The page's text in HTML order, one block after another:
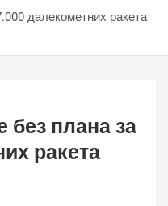
далекометних ракета
без плана за
ракета